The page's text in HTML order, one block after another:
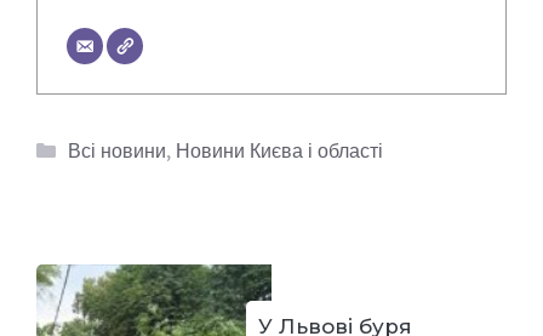
Категорії
Всі новини, Новини Києва і області
У Львові буря